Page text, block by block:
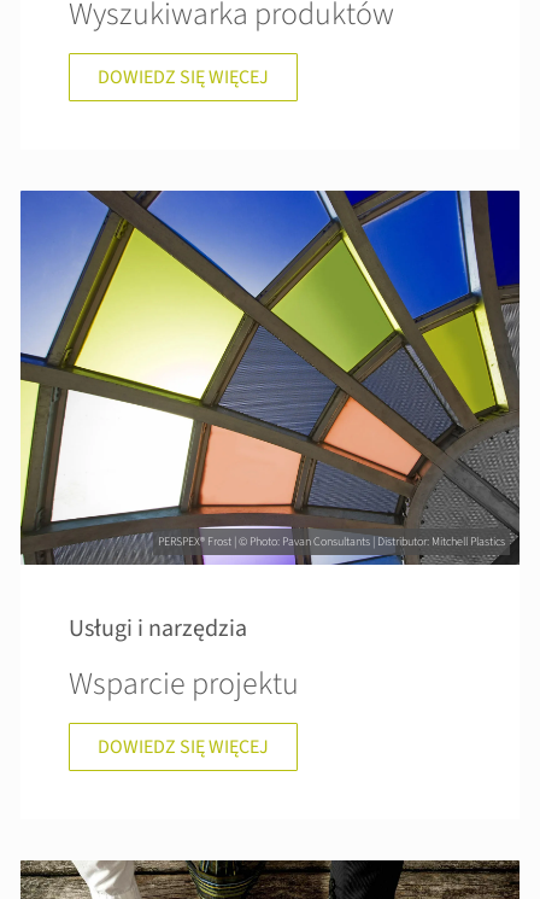
Wyszukiwarka produktów
DOWIEDZ SIĘ WIĘCEJ
PERSPEX® Frost | © Photo: Pavan Consultants | Distributor: Mitchell Plastics
Usługi i narzędzia
Wsparcie projektu
DOWIEDZ SIĘ WIĘCEJ